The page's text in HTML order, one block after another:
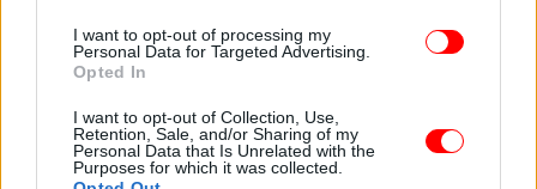
I want to opt-out of processing my
Personal Data for Targeted Advertising.
Opted In
I want to opt-out of Collection, Use,
Retention, Sale, and/or Sharing of my
Personal Data that Is Unrelated with the
Purposes for which it was collected.
που δεν υπάρχει αφορμή για να πέσεις, σου έρχεται
μία δυνατή», εκμυστηρεύτηκε, ενώ για τον αν τον
και μάλιστα τον μάλωσα γιατί δεν καθότανε καλά».